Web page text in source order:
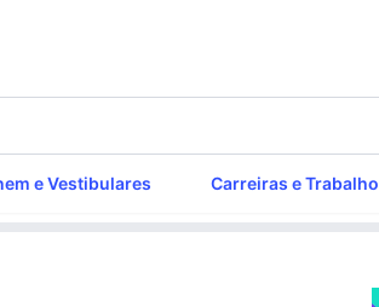
e Vestibulares Carreiras e Trabalho